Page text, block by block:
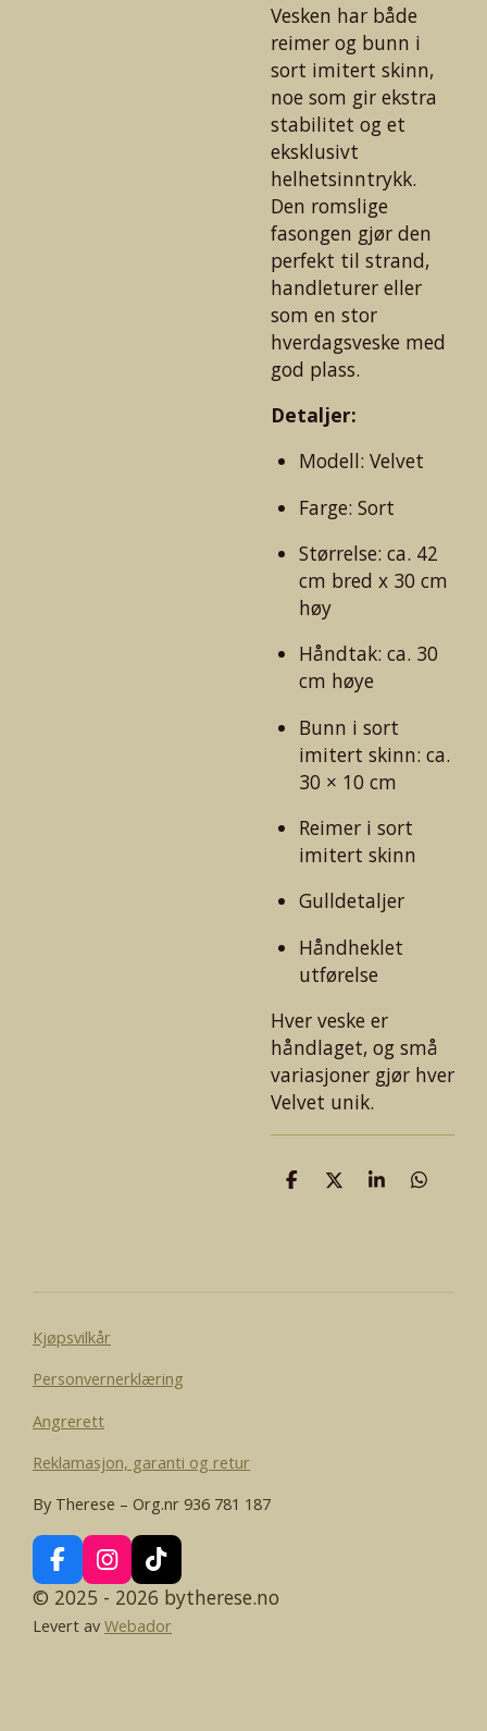
Vesken har både
reimer og bunn i
sort imitert skinn,
noe som gir ekstra
stabilitet og et
eksklusivt
helhetsinntrykk.
Den romslige
fasongen gjør den
perfekt til strand,
handleturer eller
som en stor
hverdagsveske med
god plass.
Detaljer:
Modell: Velvet
Farge: Sort
Størrelse: ca. 42
cm bred x 30 cm
høy
Håndtak: ca. 30
cm høye
Bunn i sort
imitert skinn: ca.
30 × 10 cm
Reimer i sort
imitert skinn
Gulldetaljer
Håndheklet
utførelse
Hver veske er
håndlaget, og små
variasjoner gjør hver
Velvet unik.
D
D
D
D
Kjøpsvilkår
Personvernerklæring
Angrerett
Reklamasjon, garanti og retur
By Therese – Org.nr 936 781 187
F
a
c
e
I
n
t
T
i
k
T
© 2025 - 2026 bytherese.no
Levert av Webador